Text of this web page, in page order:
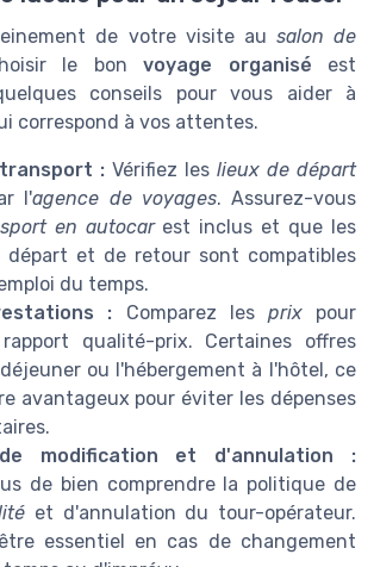
de votre visite au salon de
le bon voyage organisé est
conseils pour vous aider à
correspond à vos attentes.
: Vérifiez les lieux de départ
l'agence de voyages. Assurez-vous
en autocarest inclus et que les
départ et de retour sont compatibles
du temps.
: Comparez les prixpour
qualité-prix. Certaines offres
ou l'hébergement à l'hôtel, ce
avantageux pour éviter les dépenses
modification et d'annulation :
de bien comprendre la politique de
et d'annulation du tour-opérateur.
essentiel en cas de changement